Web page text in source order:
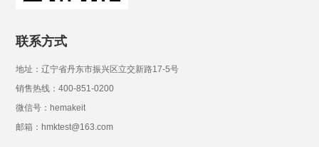
联系方式
地址：辽宁省丹东市振兴区立交新路17-5号
销售热线：400-851-0200
微信号：hemakeit
邮箱：hmktest@163.com